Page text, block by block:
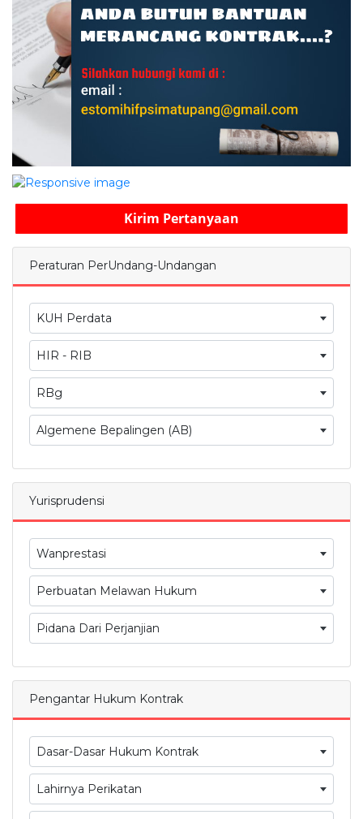
Kirim Pertanyaan
Peraturan PerUndang-Undangan
KUH Perdata
HIR - RIB
RBg
Algemene Bepalingen (AB)
Yurisprudensi
Wanprestasi
Perbuatan Melawan Hukum
Pidana Dari Perjanjian
Pengantar Hukum Kontrak
Dasar-Dasar Hukum Kontrak
Lahirnya Perikatan